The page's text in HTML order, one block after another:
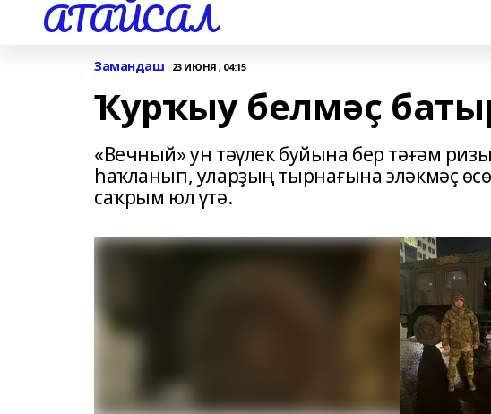
АТАЙСАЛ
Замандаш 23 ИЮНЯ , 04:15
Ҡурҡыу белмәҫ
«Вечный» ун тәүлек буйына бер тәғәм
һаҡланып, уларҙың тырнағына эләкмәҫ
саҡрым юл үтә.